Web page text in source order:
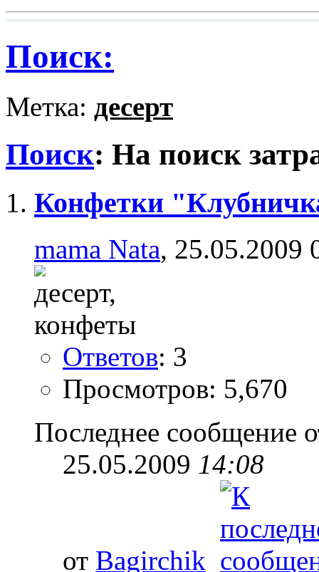
Поиск:
Метка: десерт
Поиск: На поиск
Конфетки
mama Nata, 25.05.2009
Ответов: 3
Просмотров: 5,670
Последнее сообщение
25.05.2009 14:08
от Bagirchik